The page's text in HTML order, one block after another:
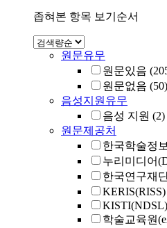
좁혀본 항목 보기순서
원문유무
원문있음
원문없음 (50)
음성지원유무
음성 지원 (2)
원문제공처
한국학술정
누리미디어
한국연구재
KERIS(RISS)
KISTI(NDSL)
학술교육원